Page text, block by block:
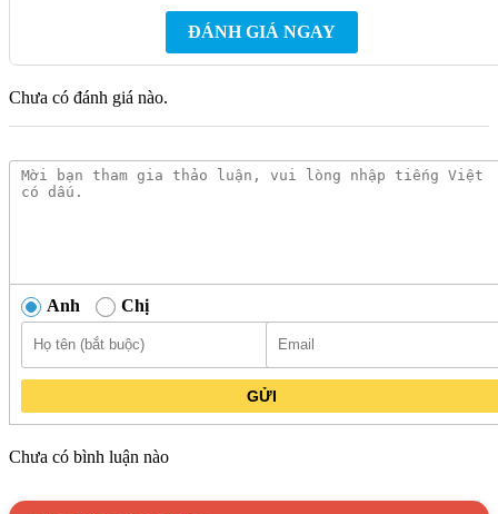
gàng, hạn chế va vướng khi thao tác.
Vòi lavabo Kanly GCT06 gắn tường dễ phối hợp với các
loại lavabo, chậu rửa hay khu bếp, mang đến giải pháp tối
ưu cho nội thất có diện tích hạn chế.
Thiết bị giữ được vẻ mỹ thuật cổ điển, hòa hợp với không
ĐÁNH GIÁ NGAY
Chưa có đánh giá nào.
Anh Chị
GỬI
Chưa có bình luận nào